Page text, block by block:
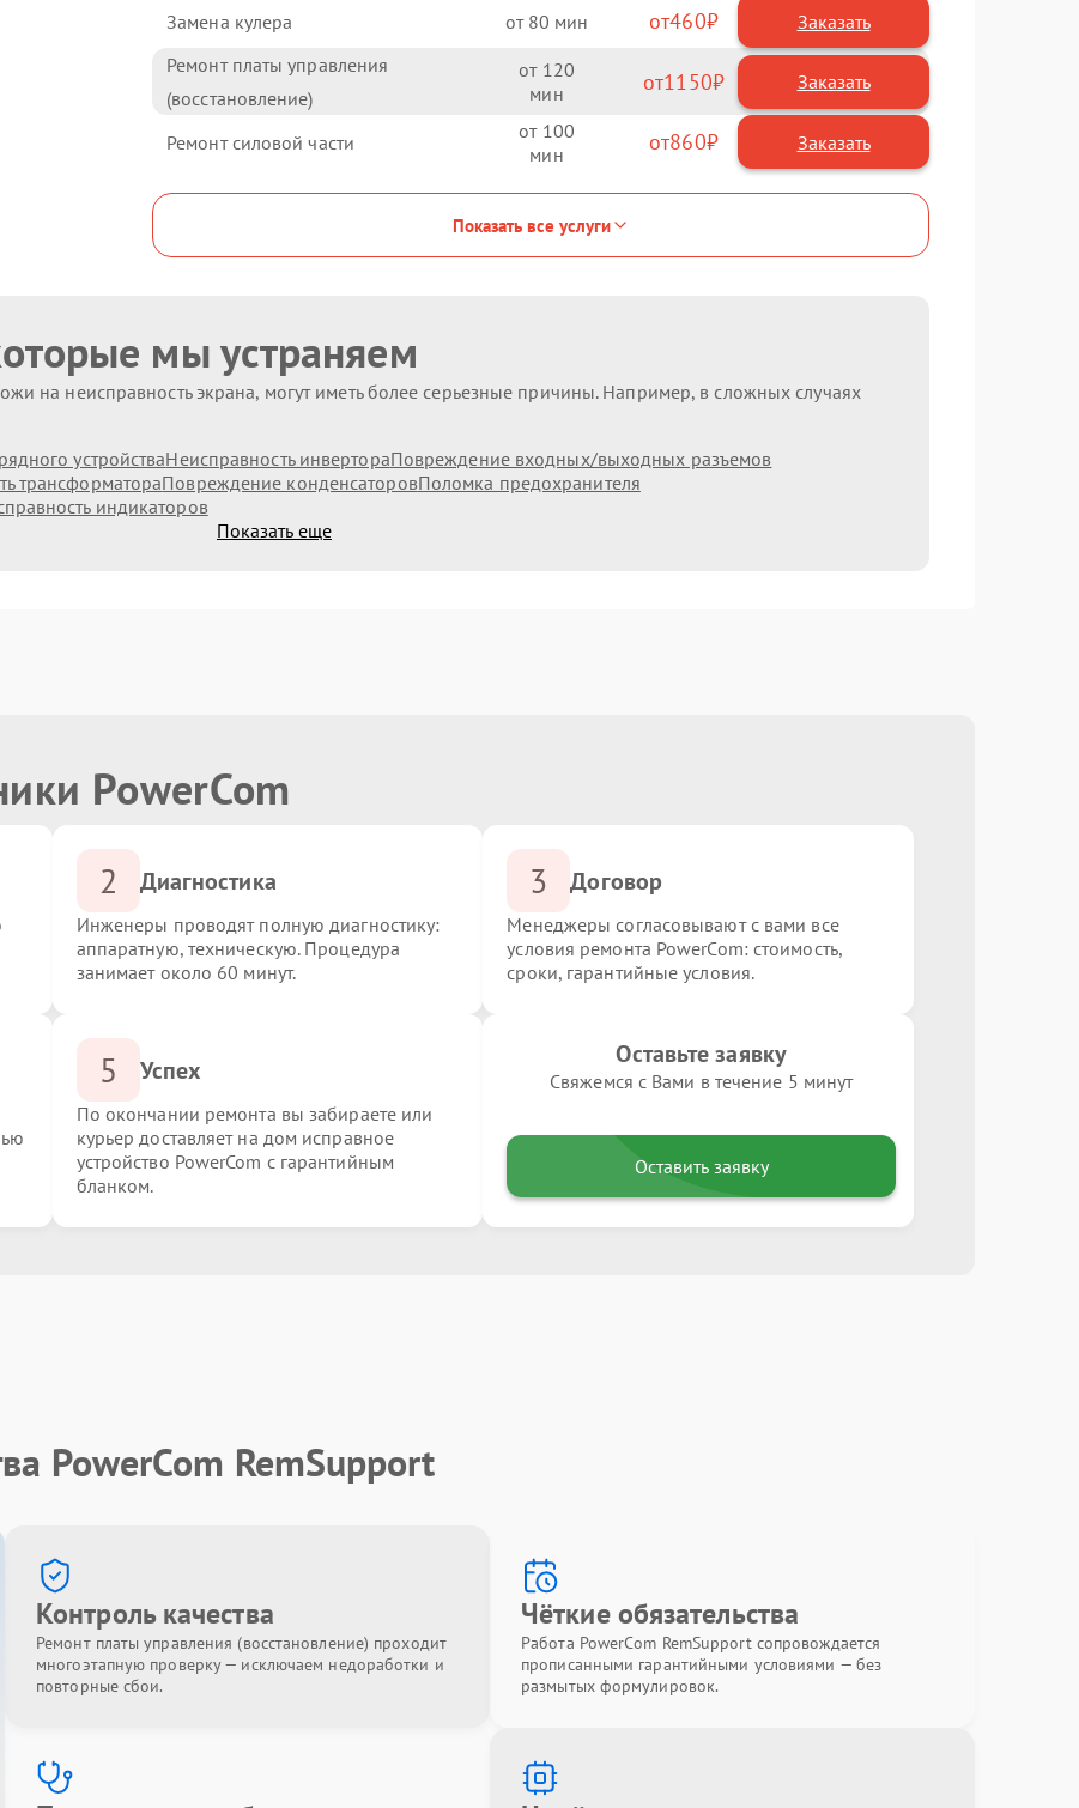
Замена кулера 80 460
Ремонт платы управления
(восстановление)
120 1150
Ремонт силовой части 100 860
Показать все услуги
мы устраняем
на неисправность экрана, могут иметь более серьезные причины. Например, в сложных случаях
устройстваНеисправность инвертораПовреждение входных/выходных разъемов
трансформатораПовреждение конденсаторовПоломка предохранителя
индикаторов
Показать еще
PowerCom
2 Диагностика
Инженеры проводят полную диагностику:
аппаратную, техническую. Процедура
занимает около 60 минут.
3 Договор
Менеджеры согласовывают с вами все
условия ремонта PowerCom: стоимость,
сроки, гарантийные условия.
5 Успех
По окончании ремонта вы забираете или
курьер доставляет на дом исправное
устройство PowerCom с гарантийным
бланком.
Оставьте заявку
Свяжемся с Вами в течение 5 минут
Оставить заявку
PowerCom RemSupport
Контроль качества
Ремонт платы управления (восстановление) проходит
многоэтапную проверку — исключаем недоработки и
повторные сбои.
Чёткие обязательства
Работа PowerCom RemSupport сопровождается
прописанными гарантийными условиями — без
размытых формулировок.